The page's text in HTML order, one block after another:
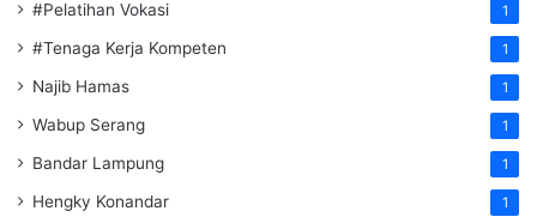
#Pelatihan Vokasi 1
#Tenaga Kerja Kompeten 1
Najib Hamas 1
Wabup Serang 1
Bandar Lampung 1
Hengky Konandar 1